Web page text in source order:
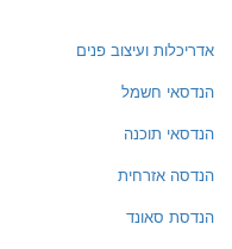
אדריכלות ועיצוב פנים
הנדסאי חשמל
הנדסאי תוכנה
הנדסה אזרחית
הנדסת סאונד